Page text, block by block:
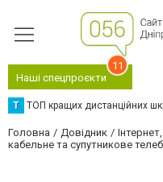
Наші спецпроєкти
11
Т ТОП кращих дистанційних
Головна Довідник
кабельне та супутникове